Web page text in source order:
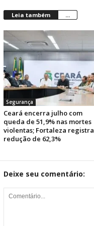
Leia também ...
Segurança
Ceará encerra julho com
queda de 51,9% nas mortes
violentas; Fortaleza registra
redução de 62,3%
Deixe seu comentário: